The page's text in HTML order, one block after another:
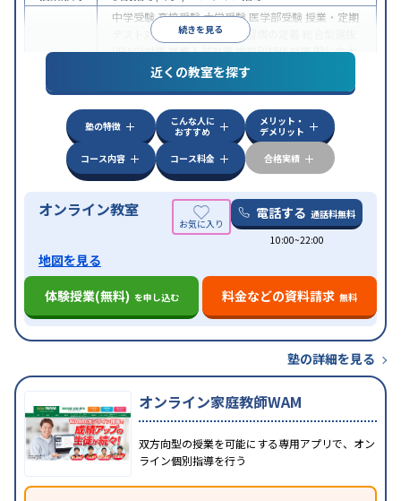
続きを見る
中学受験高校受験大学受験 医学部受験 授業・定期
テスト対策
内申点対策 学習習慣の定着
(旧AO)対策推薦入試対策学校別特化対策国公立大
私大対策共通テスト対策
英語・英会話特化
特徴
中高一貫校生に対応授業の振替可能 不登校生に対
オンライン対応 1科目から受講可能季節講習の
みの受講可
自習室あり
近くの教室を探す
塾の特徴
こんな人に
おすすめ
メリット・
デメリット
コース内容
コース料金 合格実績
オンライン教室 電話する 通話料無料
10:00~22:00
地図を見る
体験授業(無料) を申し込む 料金などの資料請求 無料
塾の詳細を見る
オンライン家庭教師WAM
双方向型の授業を可能にする専用アプリで、オン
ライン個別指導を行う